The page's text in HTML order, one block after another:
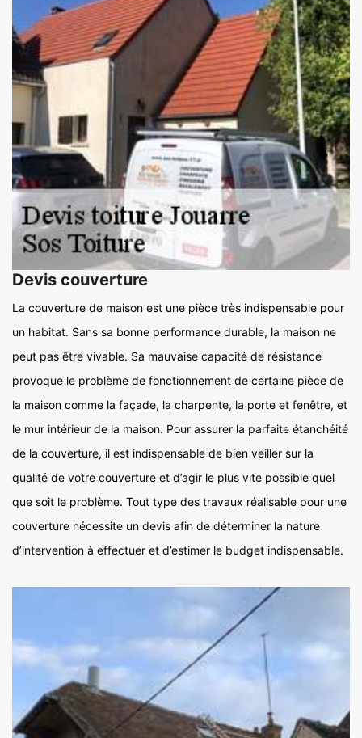
Devis couverture
La couverture de maison est une pièce très indispensable pour
un habitat. Sans sa bonne performance durable, la maison ne
peut pas être vivable. Sa mauvaise capacité de résistance
provoque le problème de fonctionnement de certaine pièce de
la maison comme la façade, la charpente, la porte et fenêtre, et
le mur intérieur de la maison. Pour assurer la parfaite étanchéité
de la couverture, il est indispensable de bien veiller sur la
qualité de votre couverture et d’agir le plus vite possible quel
que soit le problème. Tout type des travaux réalisable pour une
couverture nécessite un devis afin de déterminer la nature
d’intervention à effectuer et d’estimer le budget indispensable.